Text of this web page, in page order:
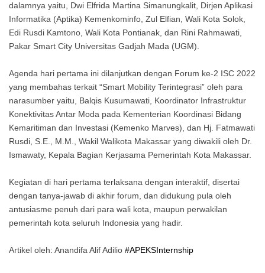
dalamnya yaitu, Dwi Elfrida Martina Simanungkalit, Dirjen Aplikasi
Informatika (Aptika) Kemenkominfo, Zul Elfian, Wali Kota Solok,
Edi Rusdi Kamtono, Wali Kota Pontianak, dan Rini Rahmawati,
Pakar Smart City Universitas Gadjah Mada (UGM).
Agenda hari pertama ini dilanjutkan dengan Forum ke-2 ISC 2022
yang membahas terkait “Smart Mobility Terintegrasi” oleh para
narasumber yaitu, Balqis Kusumawati, Koordinator Infrastruktur
Konektivitas Antar Moda pada Kementerian Koordinasi Bidang
Kemaritiman dan Investasi (Kemenko Marves), dan Hj. Fatmawati
Rusdi, S.E., M.M., Wakil Walikota Makassar yang diwakili oleh Dr.
Ismawaty, Kepala Bagian Kerjasama Pemerintah Kota Makassar.
Kegiatan di hari pertama terlaksana dengan interaktif, disertai
dengan tanya-jawab di akhir forum, dan didukung pula oleh
antusiasme penuh dari para wali kota, maupun perwakilan
pemerintah kota seluruh Indonesia yang hadir.
Artikel oleh: Anandifa Alif Adilio #APEKSInternship